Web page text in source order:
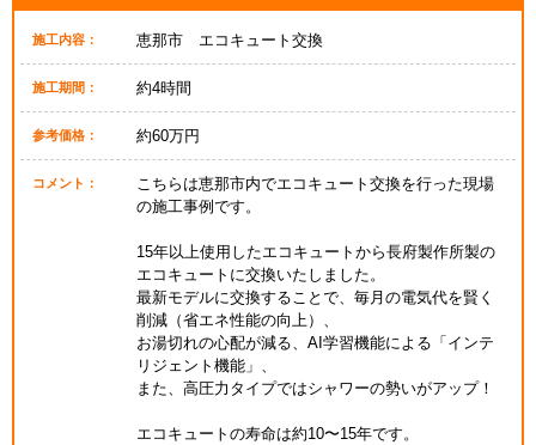
施工内容： 恵那市 エコキュート交換
施工期間： 約4時間
参考価格： 約60万円
コメント：
こちらは恵那市内でエコキュート交換を行った現場
の施工事例です。
15年以上使用したエコキュートから長府製作所製の
エコキュートに交換いたしました。
最新モデルに交換することで、毎月の電気代を賢く
削減（省エネ性能の向上）、
お湯切れの心配が減る、AI学習機能による「インテ
リジェント機能」、
また、高圧力タイプではシャワーの勢いがアップ！
エコキュートの寿命は約10〜15年です。